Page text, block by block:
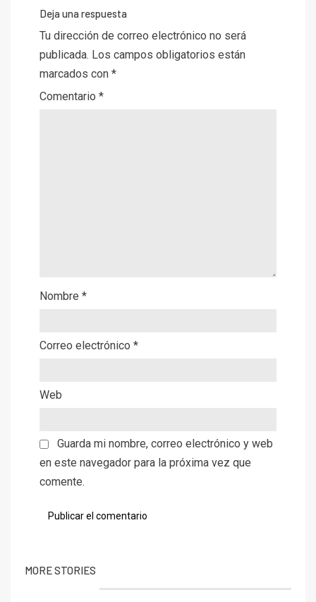
Deja una respuesta
Tu dirección de correo electrónico no será
publicada. Los campos obligatorios están
marcados con *
Comentario *
Nombre *
Correo electrónico *
Web
Guarda mi nombre, correo electrónico y web
en este navegador para la próxima vez que
comente.
MORE STORIES